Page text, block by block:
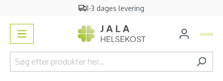
1-3 dages levering